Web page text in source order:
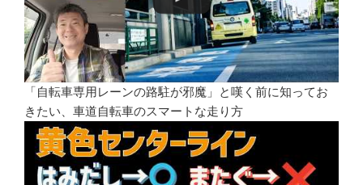
「自転車専用レーンの路駐が邪魔」と嘆く前に知ってお
きたい、車道自転車のスマートな走り方